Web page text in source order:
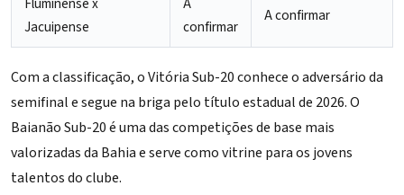
Fluminense x
Jacuipense
A
confirmar
A confirmar
Com a classificação, o Vitória Sub-20 conhece o adversário da
semifinal e segue na briga pelo título estadual de 2026. O
Baianão Sub-20 é uma das competições de base mais
valorizadas da Bahia e serve como vitrine para os jovens
talentos do clube.